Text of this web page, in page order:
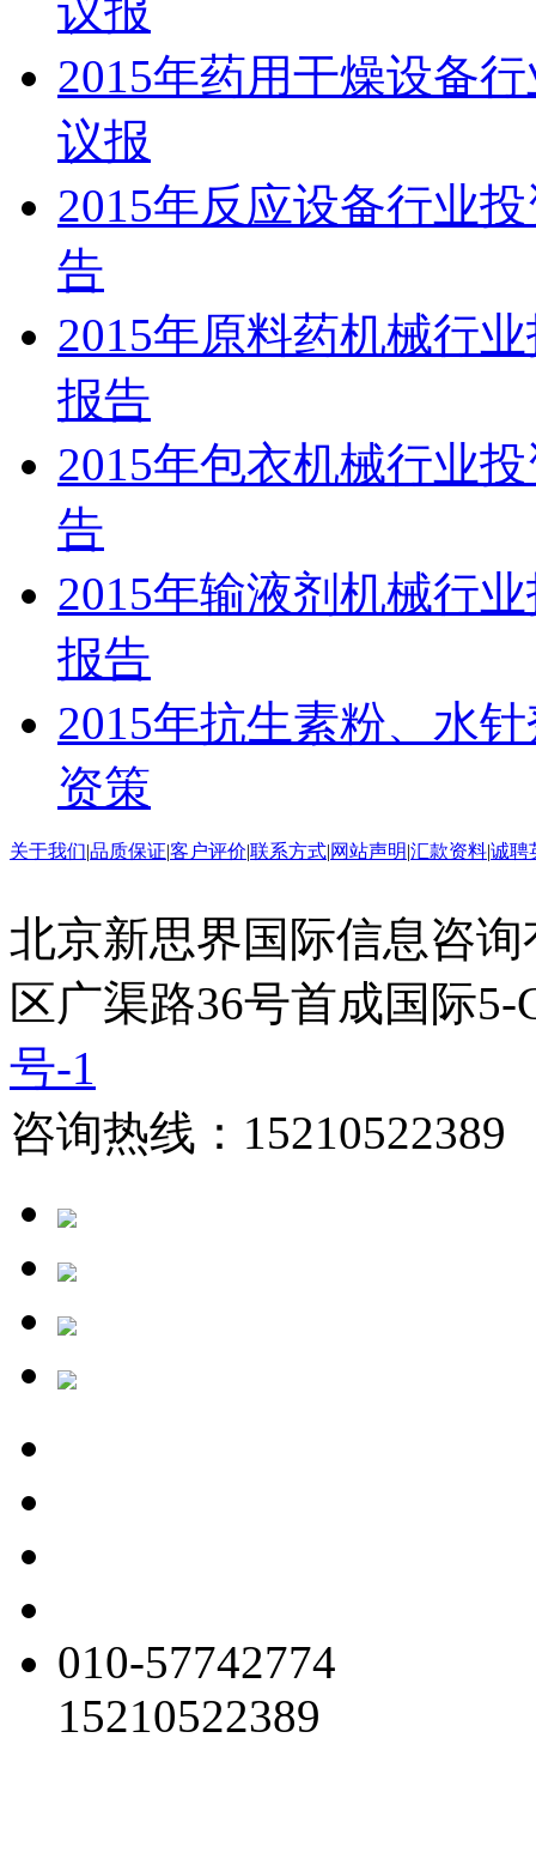
议报
2015年药用干燥设备
议报
2015年反应设备行业
告
2015年原料药机械行
报告
2015年包衣机械行业
告
2015年输液剂机械行
报告
2015年抗生素粉、水
资策
关于我们|品质保证|客户评价|联系方式|网站声明|汇款资料|诚聘
北京新思界国际信息咨
区广渠路36号首成国际
号-1
咨询热线：
010-57742774
15210522389